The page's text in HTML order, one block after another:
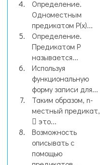
Определение.
Одноместным
предикатом P(x)...
Определение.
Предикатом Р
называется...
Используя
функциональную
форму записи для...
Таким образом, n-
местный предикат,
 это...
Возможность
описывать с
помощью